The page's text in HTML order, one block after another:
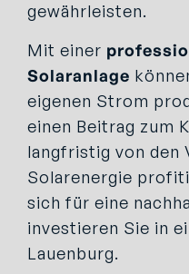
gewährleisten.
Mit einer
Solaranlage
eigenen Strom
einen Beitrag zum
langfristig von den
Solarenergie
sich für eine
investieren Sie in
Lauenburg.